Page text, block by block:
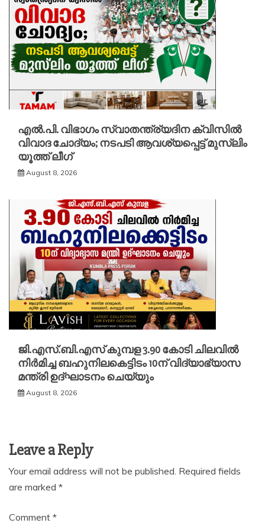
എൽ.പി. വിഭാഗം സ്വാതന്ത്ര്യദിന ക്വിസിൽ
വിവാദ ചോദ്യം; നടപടി ആവശ്യപ്പെട്ട് മുസ്‌ലിം
യൂത്ത് ലീഗ്
August 8, 2026
ജി.എസ്.ബി.എസ് കുമ്പള 3.90 കോടി ചിലവിൽ
നിർമിച്ച ബഹുനിലകെട്ടിടം 10ന് വിദ്യാഭ്യാസ
മന്ത്രി ഉദ്ഘാടനം ചെയ്യും
August 8, 2026
Leave a Reply
Your email address will not be published. Required fields
are marked *
Comment *